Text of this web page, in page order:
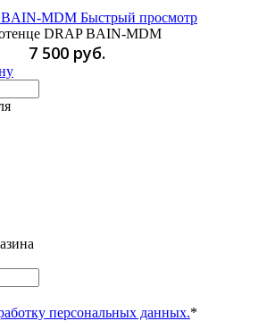
Быстрый просмотр
DRAP BAIN-MDM
7 500 руб.
персональных данных.*